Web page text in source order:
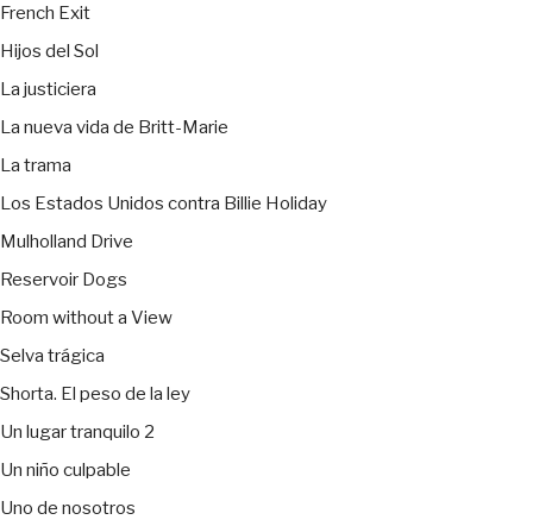
French Exit
Hijos del Sol
La justiciera
La nueva vida de Britt-Marie
La trama
Los Estados Unidos contra Billie Holiday
Mulholland Drive
Reservoir Dogs
Room without a View
Selva trágica
Shorta. El peso de la ley
Un lugar tranquilo 2
Un niño culpable
Uno de nosotros